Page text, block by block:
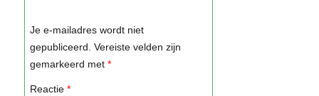
Je e-mailadres wordt niet
gepubliceerd. Vereiste velden zijn
gemarkeerd met *
Reactie *